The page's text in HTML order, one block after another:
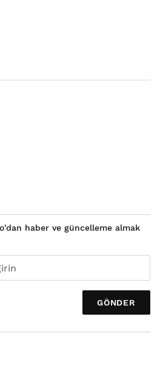
haber ve güncelleme almak
GÖNDER